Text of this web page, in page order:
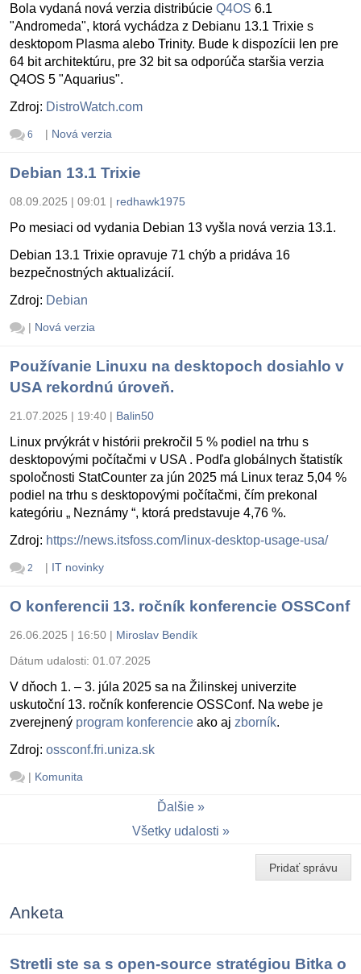
Bola vydaná nová verzia distribúcie Q4OS 6.1
"Andromeda", ktorá vychádza z Debianu 13.1 Trixie s
desktopom Plasma alebo Trinity. Bude k dispozícii len pre
64 bit architektúru, pre 32 bit sa odporúča staršia verzia
Q4OS 5 "Aquarius".
Zdroj: DistroWatch.com
6 | Nová verzia
Debian 13.1 Trixie
08.09.2025 | 09:01 | redhawk1975
Po mesiaci od vydania Debian 13 vyšla nová verzia 13.1.
Debian 13.1 Trixie opravuje 71 chýb a pridáva 16
bezpečnostných aktualizácií.
Zdroj: Debian
| Nová verzia
Používanie Linuxu na desktopoch dosiahlo v
USA rekordnú úroveň.
21.07.2025 | 19:40 | Balin50
Linux prvýkrát v histórii prekročil 5 % podiel na trhu s
desktopovými počítačmi v USA . Podľa globálnych štatistík
spoločnosti StatCounter za jún 2025 má Linux teraz 5,04 %
podiel na trhu s desktopovými počítačmi, čím prekonal
kategóriu „ Neznámy “, ktorá predstavuje 4,76 %.
Zdroj: https://news.itsfoss.com/linux-desktop-usage-usa/
2 | IT novinky
O konferencii 13. ročník konferencie OSSConf
26.06.2025 | 16:50 | Miroslav Bendík
Dátum udalosti: 01.07.2025
V dňoch 1. – 3. júla 2025 sa na Žilinskej univerzite
uskutoční 13. ročník konferencie OSSConf. Na webe je
zverejnený program konferencie ako aj zborník.
Zdroj: ossconf.fri.uniza.sk
| Komunita
Ďalšie
Všetky udalosti
Pridať správu
Anketa
Stretli ste sa s open-source stratégiou Bitka o